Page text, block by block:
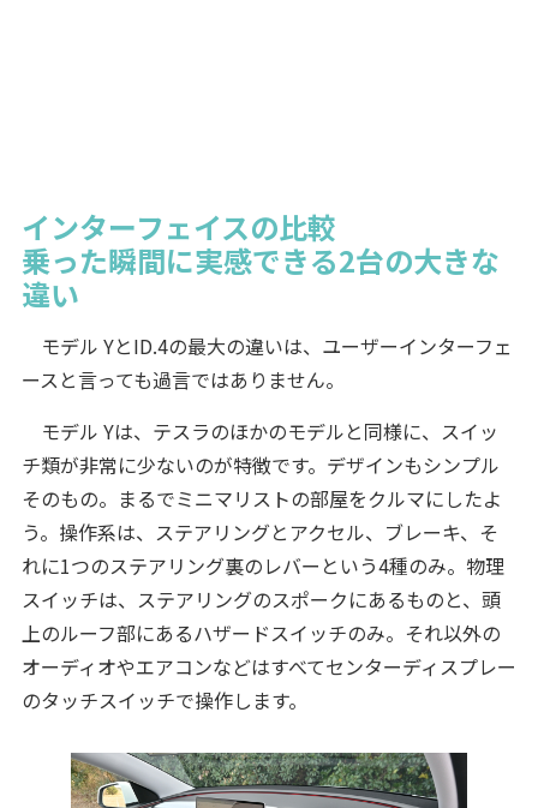
インターフェイスの比較
乗った瞬間に実感できる2台の大きな
違い
モデル YとID.4の最大の違いは、ユーザーインターフェ
ースと言っても過言ではありません。
モデル Yは、テスラのほかのモデルと同様に、スイッ
チ類が非常に少ないのが特徴です。デザインもシンプル
そのもの。まるでミニマリストの部屋をクルマにしたよ
う。操作系は、ステアリングとアクセル、ブレーキ、そ
れに1つのステアリング裏のレバーという4種のみ。物理
スイッチは、ステアリングのスポークにあるものと、頭
上のルーフ部にあるハザードスイッチのみ。それ以外の
オーディオやエアコンなどはすべてセンターディスプレー
のタッチスイッチで操作します。